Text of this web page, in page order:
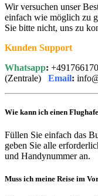
Wir versuchen unser
einfach wie möglich zu
Sie bitte nicht, uns zu
Kunden Support
Whatsapp:
(Zentrale) Email:
Wie kann ich einen
Füllen Sie einfach das
geben Sie alle
und Handynummer an.
Muss ich meine Reise im